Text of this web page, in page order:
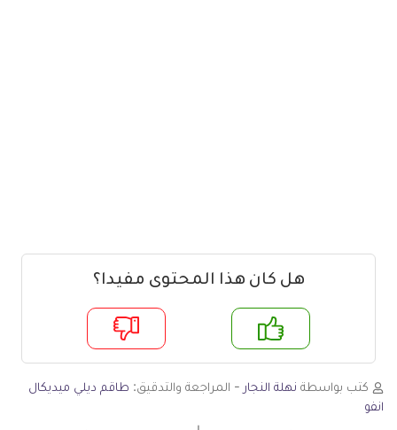
هل كان هذا المحتوى مفيدا؟
لا
كتب بواسطة نهلة النجار - المراجعة والتدقيق: طاقم ديلي ميديكال
انفو